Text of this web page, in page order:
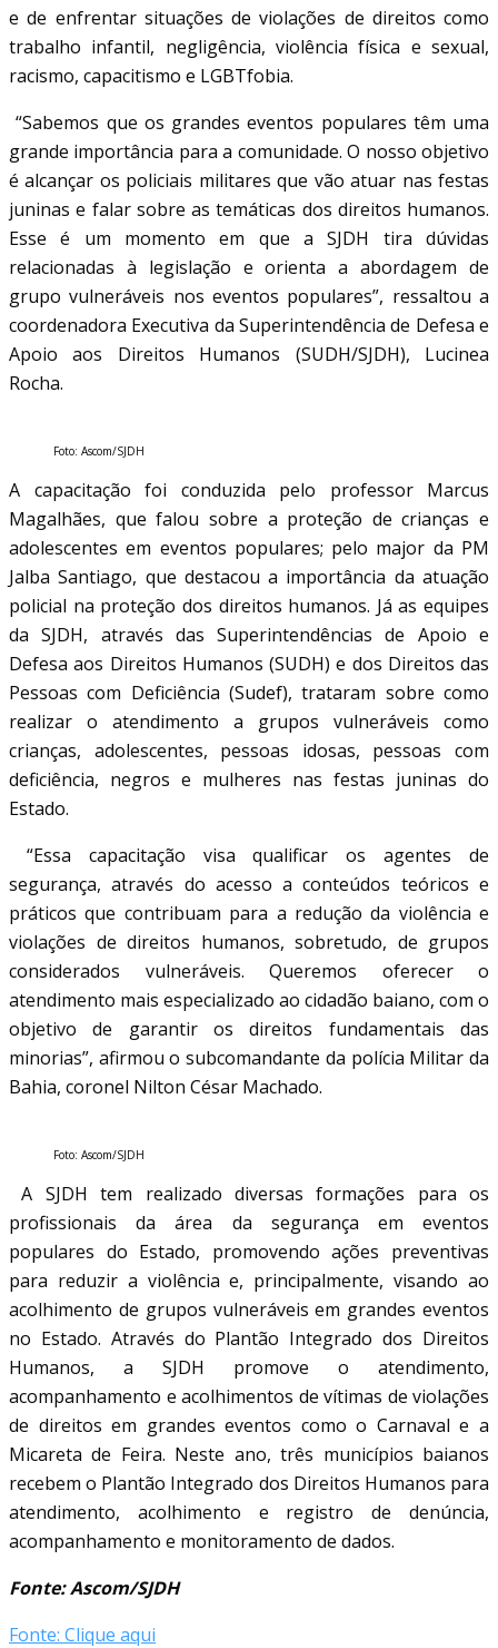
e de enfrentar situações de violações de direitos como
trabalho infantil, negligência, violência física e sexual,
racismo, capacitismo e LGBTfobia.
“Sabemos que os grandes eventos populares têm uma
grande importância para a comunidade. O nosso objetivo
é alcançar os policiais militares que vão atuar nas festas
juninas e falar sobre as temáticas dos direitos humanos.
Esse é um momento em que a SJDH tira dúvidas
relacionadas à legislação e orienta a abordagem de
grupo vulneráveis nos eventos populares”, ressaltou a
coordenadora Executiva da Superintendência de Defesa e
Apoio aos Direitos Humanos (SUDH/SJDH), Lucinea
Rocha.
Foto: Ascom/SJDH
A capacitação foi conduzida pelo professor Marcus
Magalhães, que falou sobre a proteção de crianças e
adolescentes em eventos populares; pelo major da PM
Jalba Santiago, que destacou a importância da atuação
policial na proteção dos direitos humanos. Já as equipes
da SJDH, através das Superintendências de Apoio e
Defesa aos Direitos Humanos (SUDH) e dos Direitos das
Pessoas com Deficiência (Sudef), trataram sobre como
realizar o atendimento a grupos vulneráveis como
crianças, adolescentes, pessoas idosas, pessoas com
deficiência, negros e mulheres nas festas juninas do
Estado.
“Essa capacitação visa qualificar os agentes de
segurança, através do acesso a conteúdos teóricos e
práticos que contribuam para a redução da violência e
violações de direitos humanos, sobretudo, de grupos
considerados vulneráveis. Queremos oferecer o
atendimento mais especializado ao cidadão baiano, com o
objetivo de garantir os direitos fundamentais das
minorias”, afirmou o subcomandante da polícia Militar da
Bahia, coronel Nilton César Machado.
Foto: Ascom/SJDH
A SJDH tem realizado diversas formações para os
profissionais da área da segurança em eventos
populares do Estado, promovendo ações preventivas
para reduzir a violência e, principalmente, visando ao
acolhimento de grupos vulneráveis em grandes eventos
no Estado. Através do Plantão Integrado dos Direitos
Humanos, a SJDH promove o atendimento,
acompanhamento e acolhimentos de vítimas de violações
de direitos em grandes eventos como o Carnaval e a
Micareta de Feira. Neste ano, três municípios baianos
recebem o Plantão Integrado dos Direitos Humanos para
atendimento, acolhimento e registro de denúncia,
acompanhamento e monitoramento de dados.
Fonte: Ascom/SJDH
Fonte: Clique aqui